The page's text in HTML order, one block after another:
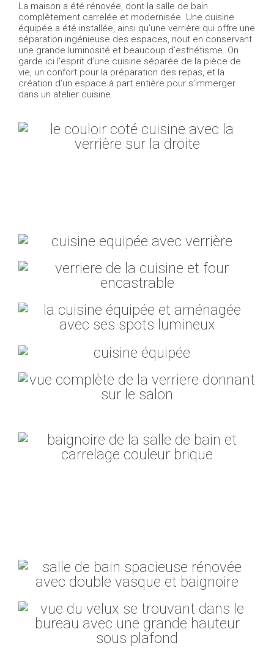
La maison a été rénovée, dont la salle de bain
complètement carrelée et modernisée. Une cuisine
équipée a été installée, ainsi qu’une verrière qui offre une
séparation ingénieuse des espaces, nout en conservant
une grande luminosité et beaucoup d’esthétisme. On
garde ici l’esprit d’une cuisine séparée de la pièce de
vie, un confort pour la préparation des repas, et la
création d’un espace à part entière pour s’immerger
dans un atelier cuisine.